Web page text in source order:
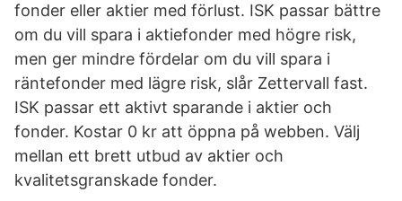
fonder eller aktier med förlust. ISK passar bättre
om du vill spara i aktiefonder med högre risk,
men ger mindre fördelar om du vill spara i
räntefonder med lägre risk, slår Zettervall fast.
ISK passar ett aktivt sparande i aktier och
fonder. Kostar 0 kr att öppna på webben. Välj
mellan ett brett utbud av aktier och
kvalitetsgranskade fonder.